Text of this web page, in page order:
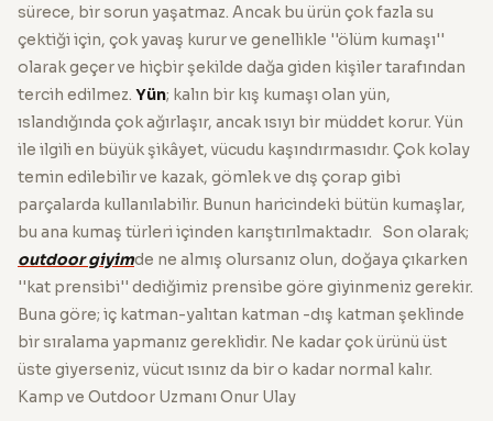
sürece, bir sorun yaşatmaz. Ancak bu ürün çok fazla su
çektiği için, çok yavaş kurur ve genellikle ''ölüm kumaşı''
olarak geçer ve hiçbir şekilde dağa giden kişiler tarafından
tercih edilmez. Yün; kalın bir kış kumaşı olan yün,
ıslandığında çok ağırlaşır, ancak ısıyı bir müddet korur. Yün
ile ilgili en büyük şikâyet, vücudu kaşındırmasıdır. Çok kolay
temin edilebilir ve kazak, gömlek ve dış çorap gibi
parçalarda kullanılabilir. Bunun haricindeki bütün kumaşlar,
bu ana kumaş türleri içinden karıştırılmaktadır. Son olarak;
outdoor giyimde ne almış olursanız olun, doğaya çıkarken
''kat prensibi'' dediğimiz prensibe göre giyinmeniz gerekir.
Buna göre; iç katman-yalıtan katman -dış katman şeklinde
bir sıralama yapmanız gereklidir. Ne kadar çok ürünü üst
üste giyerseniz, vücut ısınız da bir o kadar normal kalır.
Kamp ve Outdoor Uzmanı Onur Ulay